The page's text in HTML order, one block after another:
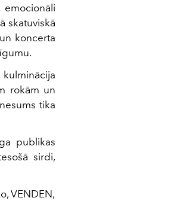
emocionāli
skatuviskā
koncerta
rokām un
tika
publikas
sirdi,
VENDEN,